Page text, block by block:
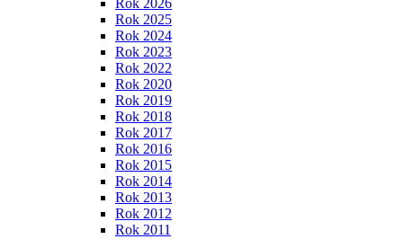
Rok 2026
Rok 2025
Rok 2024
Rok 2023
Rok 2022
Rok 2020
Rok 2019
Rok 2018
Rok 2017
Rok 2016
Rok 2015
Rok 2014
Rok 2013
Rok 2012
Rok 2011